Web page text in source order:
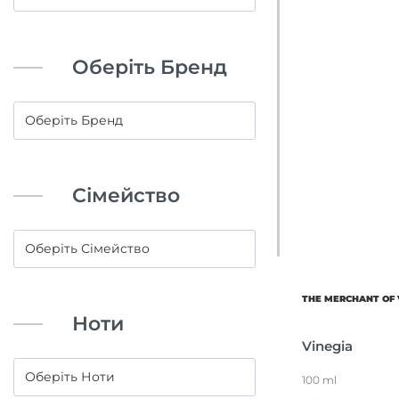
Оберіть Бренд
Сімейство
Ноти
THE MERCHANT OF
Vinegia
100 ml